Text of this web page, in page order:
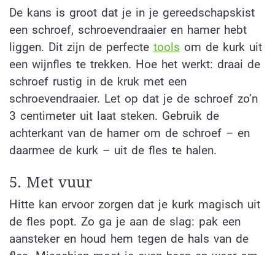
De kans is groot dat je in je gereedschapskist
een schroef, schroevendraaier en hamer hebt
liggen. Dit zijn de perfecte tools om de kurk uit
een wijnfles te trekken. Hoe het werkt: draai de
schroef rustig in de kruk met een
schroevendraaier. Let op dat je de schroef zo’n
3 centimeter uit laat steken. Gebruik de
achterkant van de hamer om de schroef – en
daarmee de kurk – uit de fles te halen.
5. Met vuur
Hitte kan ervoor zorgen dat je kurk magisch uit
de fles popt. Zo ga je aan de slag: pak een
aansteker en houd hem tegen de hals van de